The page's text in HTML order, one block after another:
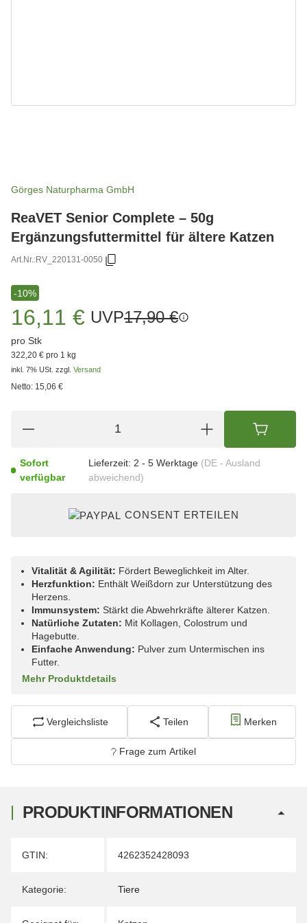
Görges Naturpharma GmbH
ReaVET Senior Complete – 50g
Ergänzungsfuttermittel für ältere Katzen
Art.Nr.:RV_220131-0050
-10%
16,11 € UVP17,90 €
pro Stk
322,20 € pro 1 kg
inkl. 7% USt. zzgl. Versand
Netto: 15,06 €
Sofort
verfügbar
Lieferzeit: 2 - 5 Werktage (DE - Ausland
abweichend)
CONSENT ERTEILEN
Vitalität & Agilität: Fördert Beweglichkeit im Alter.
Herzfunktion: Enthält Weißdorn zur Unterstützung des
Herzens.
Immunsystem: Stärkt die Abwehrkräfte älterer Katzen.
Natürliche Zutaten: Mit Kollagen, Colostrum und
Hagebutte.
Einfache Anwendung: Pulver zum Untermischen ins
Futter.
Mehr Produktdetails
Vergleichsliste Teilen Merken
Frage zum Artikel
PRODUKTINFORMATIONEN
Produkteigenschaft
Wert
GTIN: 4262352428093
Kategorie: Tiere